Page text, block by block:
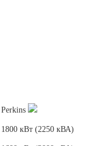
Perkins
1800 кВт (2250 кВА)